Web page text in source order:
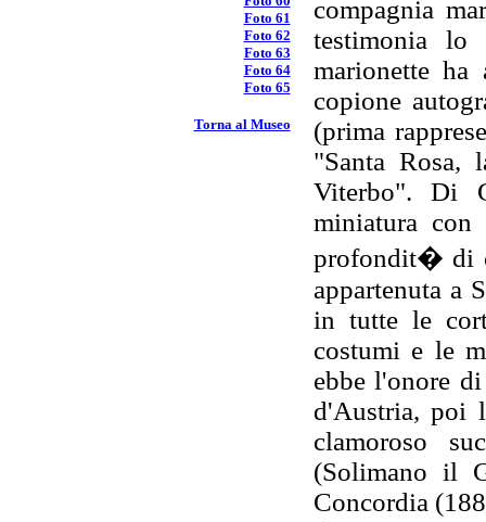
Foto 61
Foto 62
Foto 63
Foto 64
Foto 65
Torna al Museo
compagnia
testimonia lo
marionette ha
copione
(prima
"Santa Rosa,
Viterbo". Di
miniatura
profondit� di
appartenuta a
in tutte le
costumi e le
ebbe l'onore
d'Austria, poi
clamoroso
(Solimano il
Concordia